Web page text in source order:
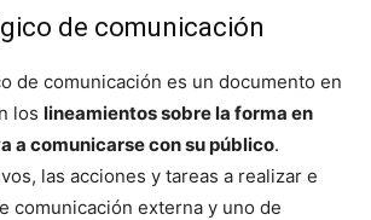
de comunicación
de comunicación es un documento en
los lineamientos sobre la forma en
a comunicarse con su público.
las acciones y tareas a realizar e
comunicación externa y uno de